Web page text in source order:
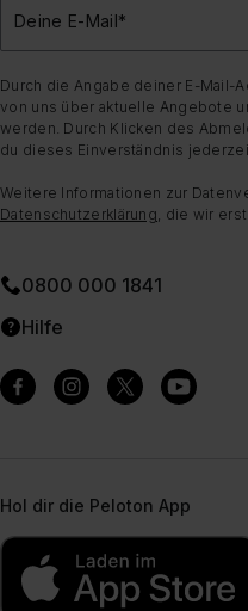
Deine E-Mail*
Durch die Angabe deiner E-Mail-
von uns über aktuelle Angebote
werden. Durch Klicken des
du dieses Einverständnis
Weitere Informationen zur
Datenschutzerklärung , die wir
0800 000 1841
Hilfe
Hol dir die Peloton App